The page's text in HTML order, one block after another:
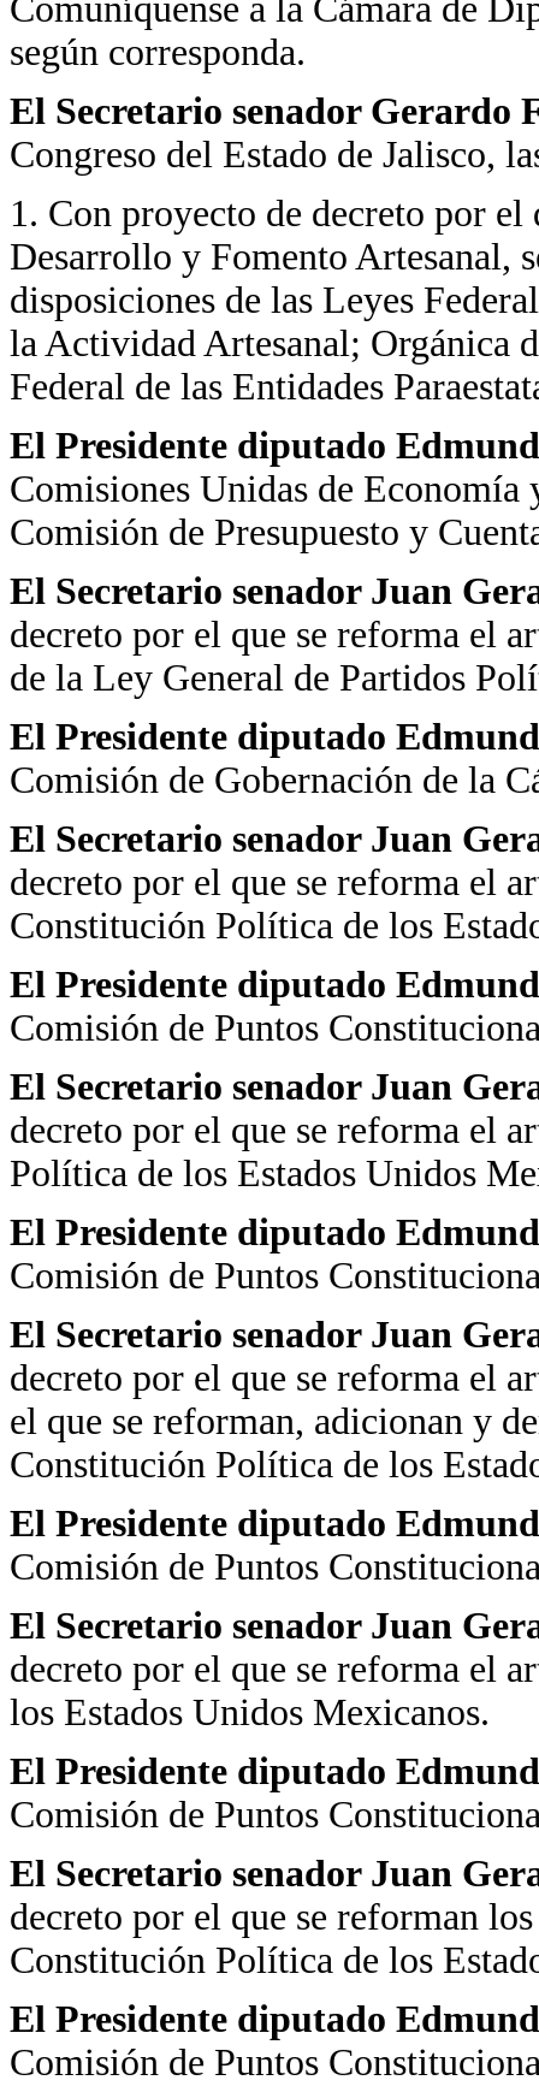
Comuníquense a la Cámara de
según corresponda.
El Secretario senador Gerardo
Congreso del Estado de Jalisco,
1. Con proyecto de decreto por
Desarrollo y Fomento Artesanal,
disposiciones de las Leyes
la Actividad Artesanal; Orgánica
Federal de las Entidades
El Presidente diputado
Comisiones Unidas de
Comisión de Presupuesto y
El Secretario senador Juan
decreto por el que se reforma el
de la Ley General de Partidos
El Presidente diputado
Comisión de Gobernación de la
El Secretario senador Juan
decreto por el que se reforma el
Constitución Política de los
El Presidente diputado
Comisión de Puntos
El Secretario senador Juan
decreto por el que se reforma el
Política de los Estados Unidos
El Presidente diputado
Comisión de Puntos
El Secretario senador Juan
decreto por el que se reforma el
el que se reforman, adicionan y
Constitución Política de los
El Presidente diputado
Comisión de Puntos
El Secretario senador Juan
decreto por el que se reforma el
los Estados Unidos Mexicanos.
El Presidente diputado
Comisión de Puntos
El Secretario senador Juan
decreto por el que se reforman
Constitución Política de los
El Presidente diputado
Comisión de Puntos